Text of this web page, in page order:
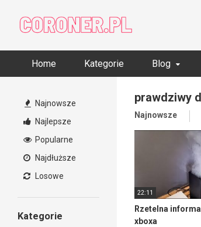
content
Home Kategorie Blog
Najnowsze
Najlepsze
Popularne
Najdłuższe
Losowe
Kategorie
prawdziwy
Najnowsze
22:11
Rzetelna
xboxa